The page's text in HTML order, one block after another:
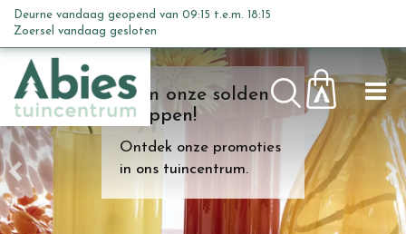
n
c
o
n
t
e
Kom onze solden
shoppen!
Ontdek onze promoties
in ons tuincentrum.
Deurne vandaag geopend van 09:15 t.e.m. 18:15
Zoersel vandaag gesloten